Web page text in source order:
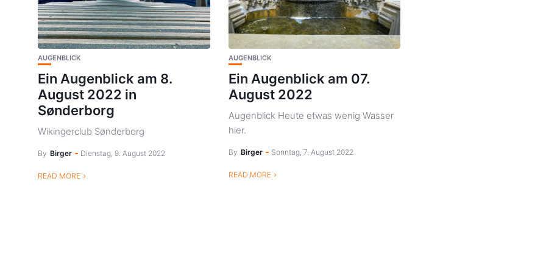
AUGENBLICK
Ein Augenblick am 8.
August 2022 in
Sønderborg
Wikingerclub Sønderborg
By Birger Dienstag, 9. August 2022
READ MORE
AUGENBLICK
Ein Augenblick am 07.
August 2022
Augenblick Heute etwas wenig Wasser
hier.
By Birger Sonntag, 7. August 2022
READ MORE